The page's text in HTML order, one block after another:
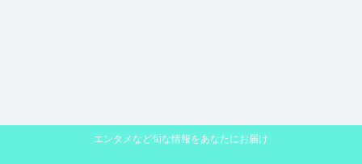
エンタメなど旬な情報をあなたにお届け